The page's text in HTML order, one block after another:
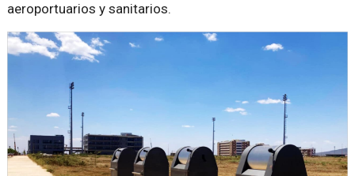
aeroportuarios y sanitarios.